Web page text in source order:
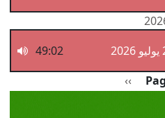
49:02
الصفحة التالية
››